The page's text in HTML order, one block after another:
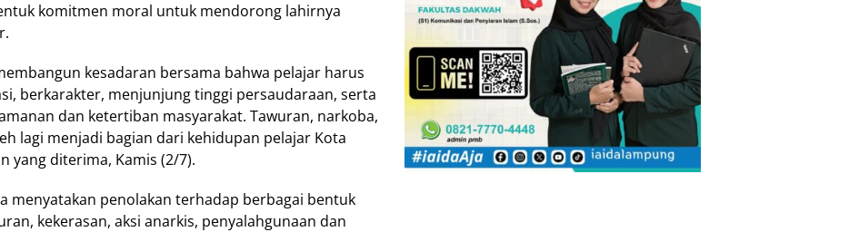
komitmen moral untuk mendorong lahirnya
kesadaran bersama bahwa pelajar harus
berkarakter, menjunjung tinggi persaudaraan, serta
dan ketertiban masyarakat. Tawuran, narkoba,
lagi menjadi bagian dari kehidupan pelajar Kota
yang diterima, Kamis (2/7).
menyatakan penolakan terhadap berbagai bentuk
kekerasan, aksi anarkis, penyalahgunaan dan